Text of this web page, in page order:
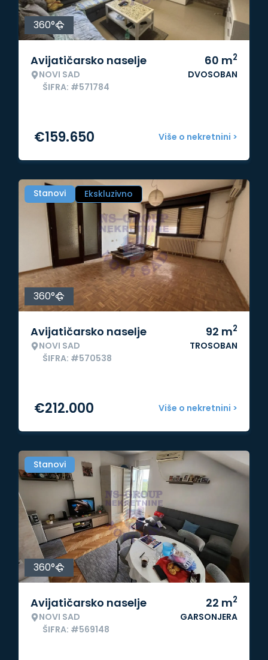
360°
Avijatičarsko naselje
NOVI SAD
ŠIFRA: #571784
60 m2
DVOSOBAN
Više o nekretnini >
€159.650
Stanovi Ekskluzivno
360°
Avijatičarsko naselje
NOVI SAD
ŠIFRA: #570538
92 m2
TROSOBAN
Više o nekretnini >
€212.000
Stanovi
360°
Avijatičarsko naselje
NOVI SAD
ŠIFRA: #569148
22 m2
GARSONJERA